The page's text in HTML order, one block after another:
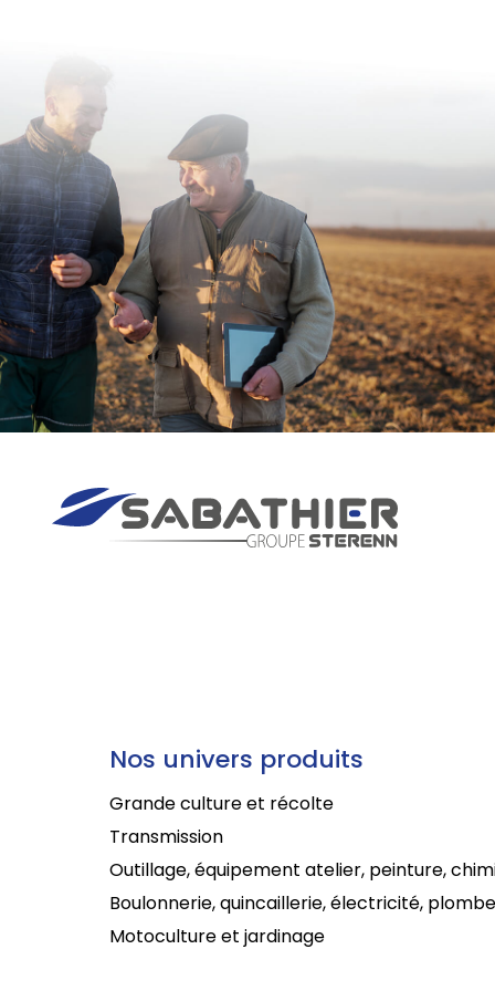
Nos univers produits
Grande culture et récolte
Transmission
Outillage, équipement atelier, peinture,
Boulonnerie, quincaillerie, électricité,
Motoculture et jardinage